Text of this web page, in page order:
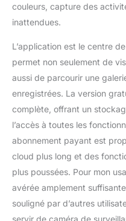
couleurs, capture des
inattendues.
L’application est le centre
permet non seulement de
aussi de parcourir une
enregistrées. La version
complète, offrant un
l’accès à toutes les
abonnement payant est
cloud plus long et des
plus poussées. Pour mon
avérée amplement
souligné par d’autres
servir de caméra de